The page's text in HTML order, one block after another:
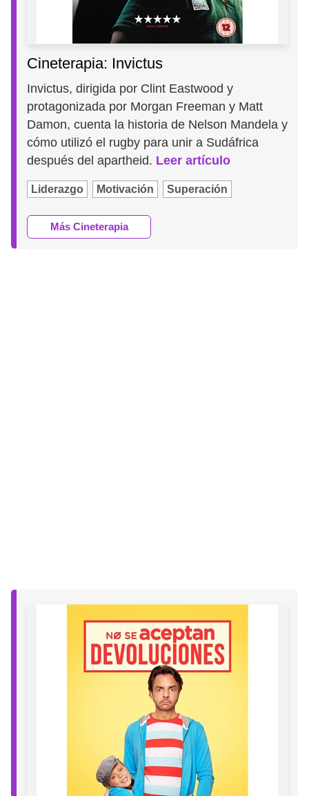
Cineterapia: Invictus
Invictus, dirigida por Clint Eastwood y
protagonizada por Morgan Freeman y Matt
Damon, cuenta la historia de Nelson Mandela y
cómo utilizó el rugby para unir a Sudáfrica
después del apartheid. Leer artículo
Liderazgo Motivación Superación
Más Cineterapia